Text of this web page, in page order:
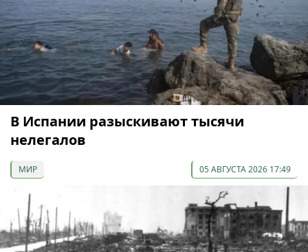
В Испании разыскивают тысячи
нелегалов
МИР 05 АВГУСТА 2026 17:49